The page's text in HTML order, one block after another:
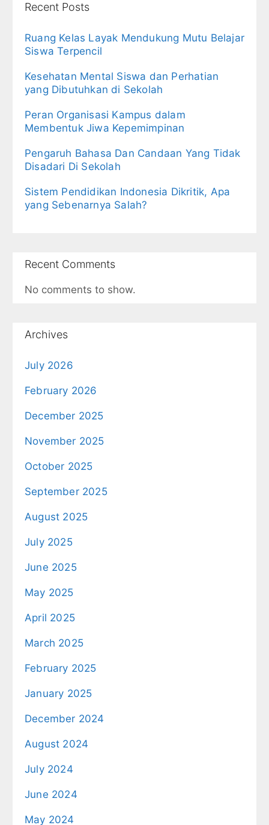
Recent Posts
Ruang Kelas Layak Mendukung Mutu Belajar
Siswa Terpencil
Kesehatan Mental Siswa dan Perhatian
yang Dibutuhkan di Sekolah
Peran Organisasi Kampus dalam
Membentuk Jiwa Kepemimpinan
Pengaruh Bahasa Dan Candaan Yang Tidak
Disadari Di Sekolah
Sistem Pendidikan Indonesia Dikritik, Apa
yang Sebenarnya Salah?
Recent Comments
No comments to show.
Archives
July 2026
February 2026
December 2025
November 2025
October 2025
September 2025
August 2025
July 2025
June 2025
May 2025
April 2025
March 2025
February 2025
January 2025
December 2024
August 2024
July 2024
June 2024
May 2024